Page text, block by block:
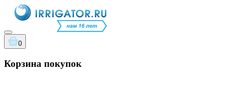
0
Корзина покупок